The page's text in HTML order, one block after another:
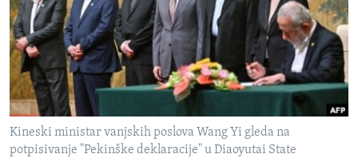
MAGAZIN
O GLASU AMERIKE
Learning English
PRATITE NAS
Kineski ministar vanjskih poslova Wang Yi gleda na
potpisivanje "Pekinške deklaracije" u Diaoyutai State